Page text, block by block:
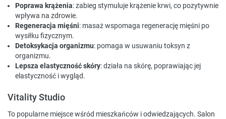
Poprawa krążenia: zabieg stymuluje krążenie krwi, co pozytywnie
wpływa na zdrowie.
Regeneracja mięśni: masaż wspomaga regenerację mięśni po
wysiłku fizycznym.
Detoksykacja organizmu: pomaga w usuwaniu toksyn z
organizmu.
Lepsza elastyczność skóry: działa na skórę, poprawiając jej
elastyczność i wygląd.
Vitality Studio
To popularne miejsce wśród mieszkańców i odwiedzających. Salon